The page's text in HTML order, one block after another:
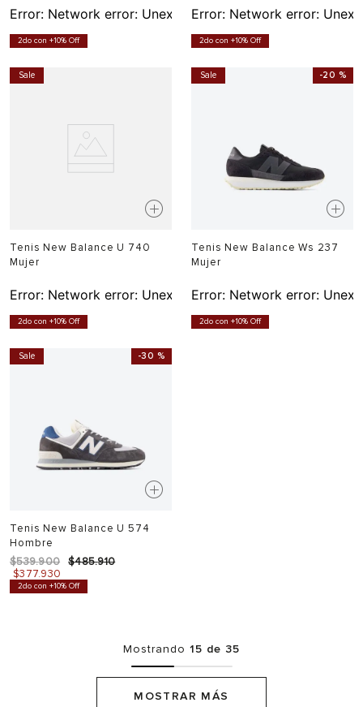
Error: Network error: Unexpected token T in JSON at
2do con +10% Off
Error: Network error:
2do con +10% Off
Sale
Tenis New Balance U 740
Mujer
Error: Network error: Unexpected token T in JSON at
2do con +10% Off
Sale -20 %
Tenis New Balance Ws 237
Mujer
Error: Network error:
2do con +10% Off
Sale -30 %
Tenis New Balance U 574
Hombre
$539.900 $485.910
$377.930
2do con +10% Off
Mostrando 15 de 35
MOSTRAR MÁS